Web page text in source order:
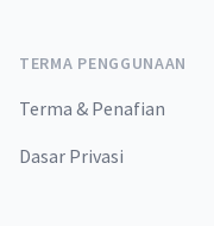
TERMA PENGGUNAAN
Terma & Penafian
Dasar Privasi